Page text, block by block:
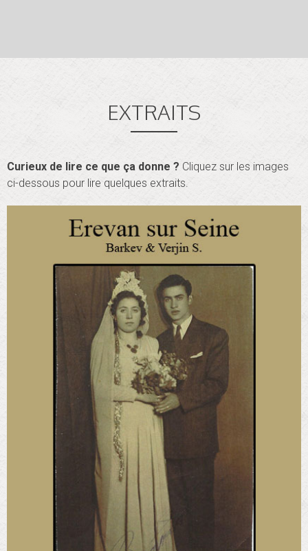
EXTRAITS
Curieux de lire ce que ça donne ? Cliquez sur les images
ci-dessous pour lire quelques extraits.